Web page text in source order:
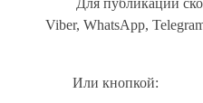
Для публикации
Viber, WhatsApp,
Или кнопкой: